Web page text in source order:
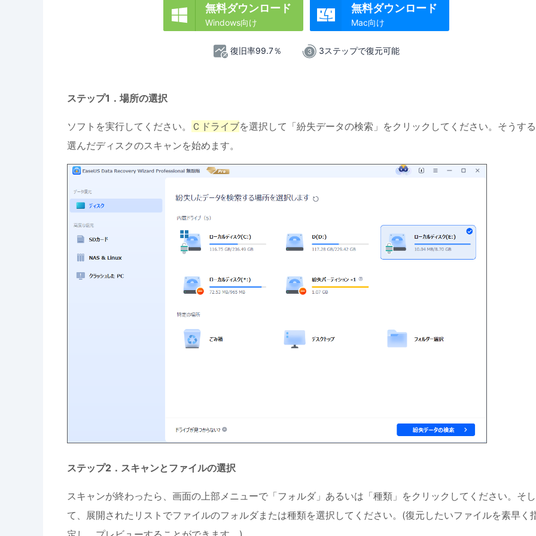
 無料ダウンロード
Windows向け

無料ダウンロード
Mac向け
復旧率99.7％ 3ステップで復元可能
ステップ1．場所の選択
ソフトを実行してください。 Ｃドライブを選択して「紛失データの検索」をクリックしてください。そうす
選んだディスクのスキャンを始めます。
ステップ2．スキャンとファイルの選択
スキャンが終わったら、画面の上部メニューで「フォルダ」あるいは「種類」をクリックしてください。そし
て、展開されたリストでファイルのフォルダまたは種類を選択してください。(復元したいファイルを素早く